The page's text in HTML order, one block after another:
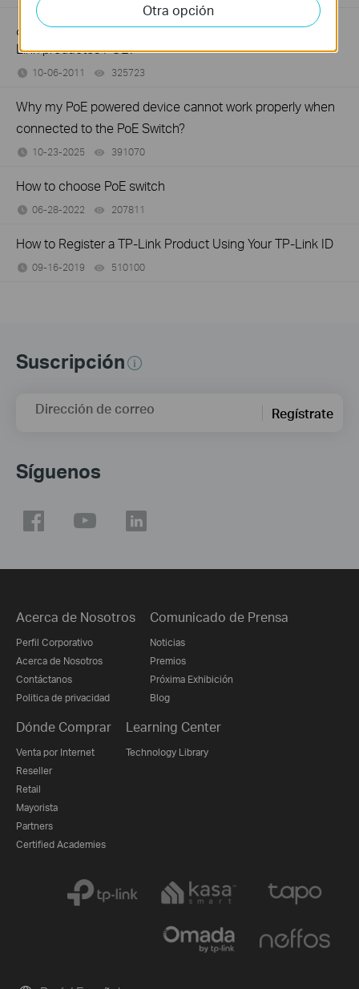
¿Cómo configurar una red POE mediante el uso de TP-
Link productos POE?
10-06-2011 325723
Why my PoE powered device cannot work properly when
connected to the PoE Switch?
10-23-2025 391070
How to choose PoE switch
06-28-2022 207811
How to Register a TP-Link Product Using Your TP-Link ID
09-16-2019 510100
Suscripción
Dirección de correo Regístrate
Síguenos
Acerca de Nosotros
Perfil Corporativo
Acerca de Nosotros
Contáctanos
Politica de privacidad
Comunicado de Prensa
Noticias
Premios
Próxima Exhibición
Blog
Dónde Comprar
Venta por Internet
Reseller
Retail
Mayorista
Partners
Certified Academies
Learning Center
Technology Library
Otra opción